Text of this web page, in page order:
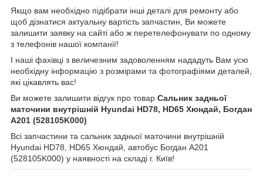
Якщо вам необхідно підібрати інші деталі для ремонту або
щоб дізнатися актуальну вартість запчастин, Ви можете
залишити заявку на сайті або ж перетелефонувати по одному
з телефонів нашої компанії!
І наші фахівці з величезним задоволенням нададуть Вам усю
необхідну інформацію з розмірами та фотографіями деталей,
які цікавлять вас!
Ви можете залишити відгук про товар Сальник задньої
маточини внутрішній Hyundai HD78, HD65 Хюндай, Богдан
А201 (528105K000)
Всі запчастини та сальник задньої маточини внутрішній
Hyundai HD78, HD65 Хюндай, автобус Богдан А201
(528105K000) у наявності на складі г. Київ!